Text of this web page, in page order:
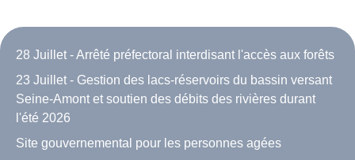
28 Juillet - Arrêté préfectoral interdisant l'accès aux forêts
23 Juillet - Gestion des lacs-réservoirs du bassin versant
Seine-Amont et soutien des débits des rivières durant
l'été 2026
Site gouvernemental pour les personnes agées